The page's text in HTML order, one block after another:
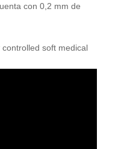
con 0,2 mm de
soft medical